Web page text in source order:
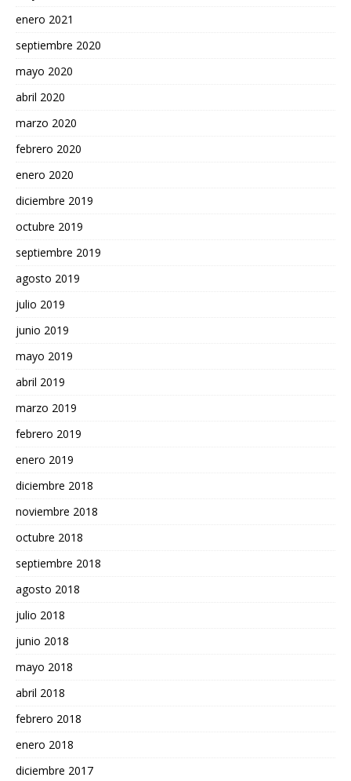
enero 2021
septiembre 2020
mayo 2020
abril 2020
marzo 2020
febrero 2020
enero 2020
diciembre 2019
octubre 2019
septiembre 2019
agosto 2019
julio 2019
junio 2019
mayo 2019
abril 2019
marzo 2019
febrero 2019
enero 2019
diciembre 2018
noviembre 2018
octubre 2018
septiembre 2018
agosto 2018
julio 2018
junio 2018
mayo 2018
abril 2018
febrero 2018
enero 2018
diciembre 2017